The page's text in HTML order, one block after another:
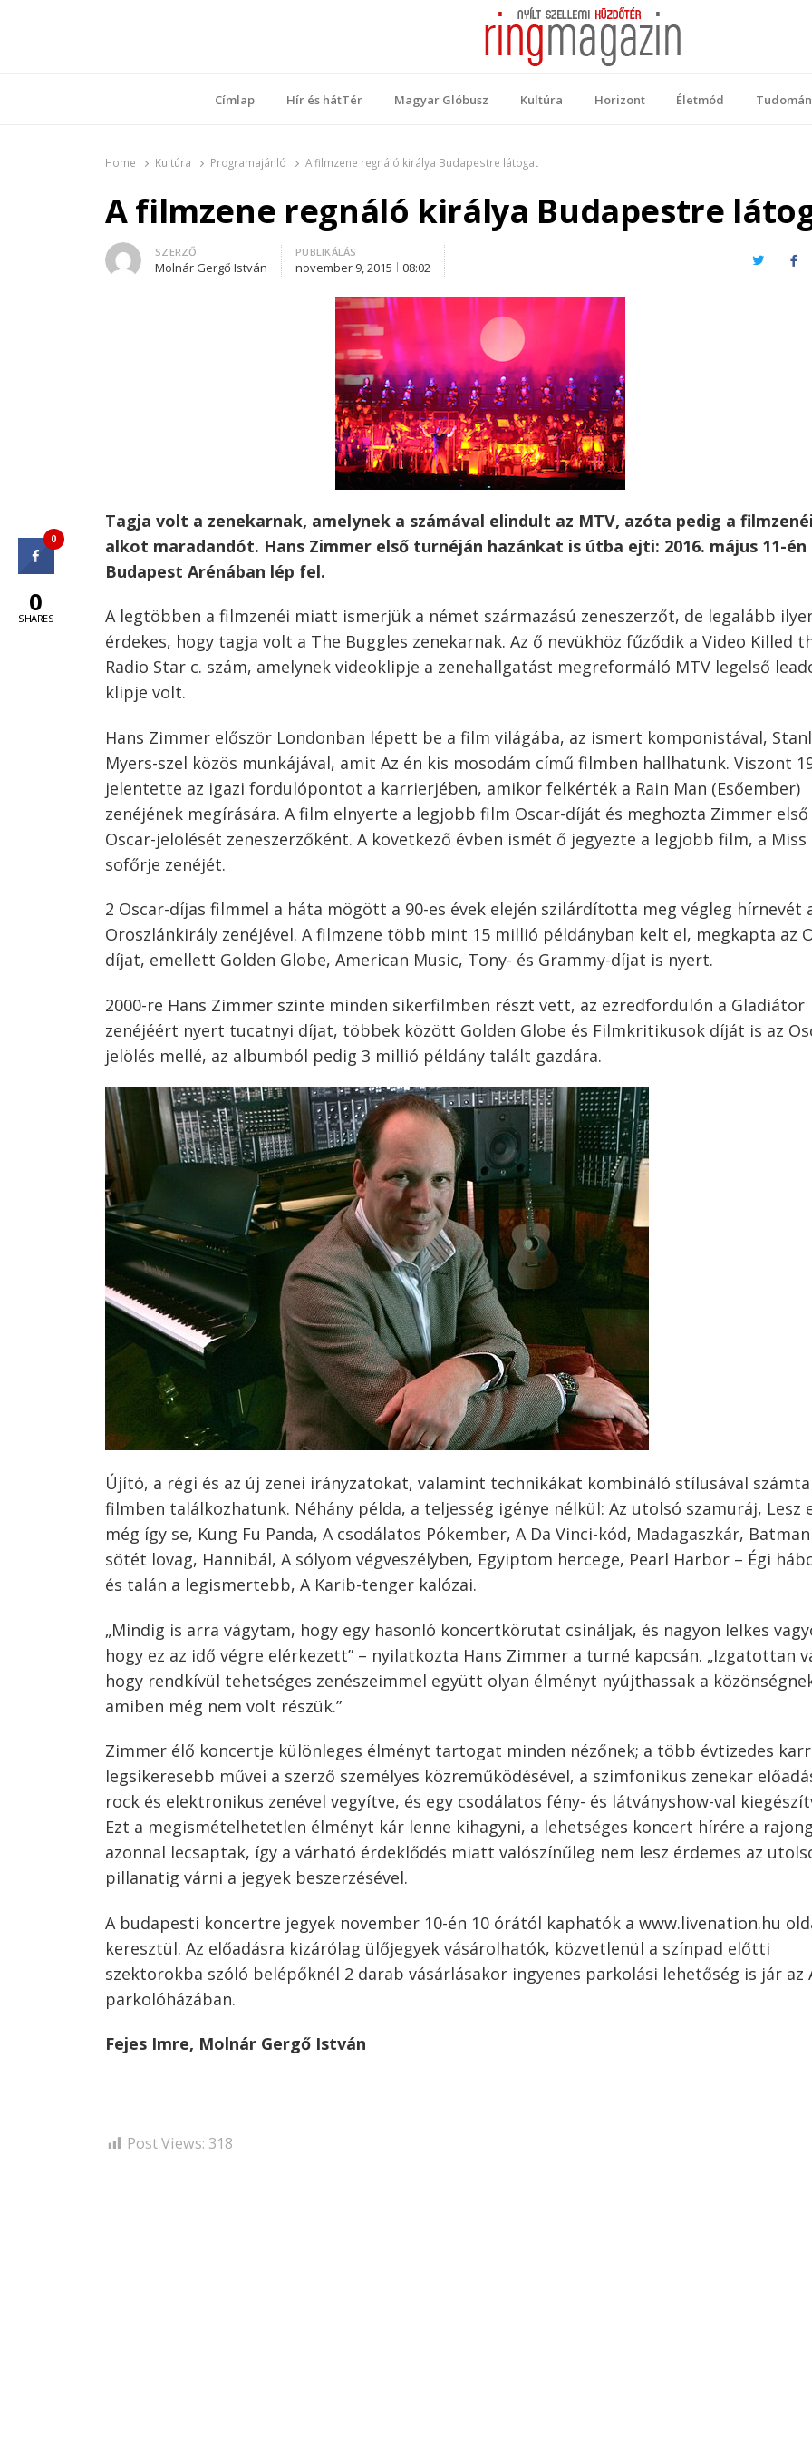
Címlap Hír és hátTér Magyar Glóbusz Kultúra Horizont Életmód
Home Kultúra Programajánló A filmzene regnáló királya Budapestre látogat
A filmzene regnáló királya Budapestre
Author
SZERZŐ
Molnár Gergő István
PUBLIKÁLÁS
november 9, 2015 08:02 Twitter
Tagja volt a zenekarnak, amelynek a számával elindult az MTV, azóta pedig a
alkot maradandót. Hans Zimmer első turnéján hazánkat is útba ejti: 2016. május 11-én
Budapest Arénában lép fel.
A legtöbben a filmzenéi miatt ismerjük a német származású zeneszerzőt, de legalább
érdekes, hogy tagja volt a The Buggles zenekarnak. Az ő nevükhöz fűződik a Video Killed
Radio Star c. szám, amelynek videoklipje a zenehallgatást megreformáló MTV legelső
klipje volt.
Hans Zimmer először Londonban lépett be a film világába, az ismert komponistával,
Myers-szel közös munkájával, amit Az én kis mosodám című filmben hallhatunk. Viszont
jelentette az igazi fordulópontot a karrierjében, amikor felkérték a Rain Man (Esőember)
zenéjének megírására. A film elnyerte a legjobb film Oscar-díját és meghozta Zimmer első
Oscar-jelölését zeneszerzőként. A következő évben ismét ő jegyezte a legjobb film, a Miss
sofőrje zenéjét.
2 Oscar-díjas filmmel a háta mögött a 90-es évek elején szilárdította meg végleg hírnevét
Oroszlánkirály zenéjével. A filmzene több mint 15 millió példányban kelt el, megkapta az
díjat, emellett Golden Globe, American Music, Tony- és Grammy-díjat is nyert.
2000-re Hans Zimmer szinte minden sikerfilmben részt vett, az ezredfordulón a Gladiátor
zenéjéért nyert tucatnyi díjat, többek között Golden Globe és Filmkritikusok díját is az
jelölés mellé, az albumból pedig 3 millió példány talált gazdára.
Újító, a régi és az új zenei irányzatokat, valamint technikákat kombináló stílusával
filmben találkozhatunk. Néhány példa, a teljesség igénye nélkül: Az utolsó szamuráj, Lesz
még így se, Kung Fu Panda, A csodálatos Pókember, A Da Vinci-kód, Madagaszkár,
sötét lovag, Hannibál, A sólyom végveszélyben, Egyiptom hercege, Pearl Harbor – Égi
és talán a legismertebb, A Karib-tenger kalózai.
„Mindig is arra vágytam, hogy egy hasonló koncertkörutat csináljak, és nagyon lelkes
hogy ez az idő végre elérkezett” – nyilatkozta Hans Zimmer a turné kapcsán. „Izgatottan
hogy rendkívül tehetséges zenészeimmel együtt olyan élményt nyújthassak a
amiben még nem volt részük.”
Zimmer élő koncertje különleges élményt tartogat minden nézőnek; a több évtizedes
legsikeresebb művei a szerző személyes közreműködésével, a szimfonikus zenekar
rock és elektronikus zenével vegyítve, és egy csodálatos fény- és látványshow-val
Ezt a megismételhetetlen élményt kár lenne kihagyni, a lehetséges koncert hírére a
azonnal lecsaptak, így a várható érdeklődés miatt valószínűleg nem lesz érdemes az
pillanatig várni a jegyek beszerzésével.
A budapesti koncertre jegyek november 10-én 10 órától kaphatók a www.livenation.hu
keresztül. Az előadásra kizárólag ülőjegyek vásárolhatók, közvetlenül a színpad előtti
szektorokba szóló belépőknél 2 darab vásárlásakor ingyenes parkolási lehetőség is jár az
parkolóházában.
Fejes Imre, Molnár Gergő István
Post Views: 318
0
0
SHARES